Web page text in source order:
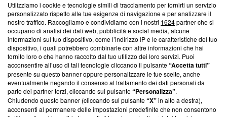
Questa sezione offre informazioni trasparenti su Blasting
News, sui nostri processi editoriali e su come ci impegniamo a
creare news di qualità. Inoltre, afferma la nostra aderenza a
‘Trust Project - News with Integrity’Blasting News non è
ancora membro del programma, ma ha richiesto di farne
parte; Trust Project non ha ancora effettuato una verifica di
conformità agli standard.
Su di noi
Team editoriale
Utilizziamo i cookie e tecnologie simili di tracciamento per fornirti un servizio
personalizzato rispetto alle tue esigenze di navigazione e per analizzare il
nostro traffico. Raccogliamo e condividiamo con i nostri 1624partner che si
occupano di analisi dei dati web, pubblicità e social media, alcune
informazioni sul tuo dispositivo, come l’indirizzo IP e le caratteristiche del tuo
dispositivo, i quali potrebbero combinarle con altre informazioni che hai
fornito loro o che hanno raccolto dal tuo utilizzo dei loro servizi. Puoi
acconsentire all’uso di tali tecnologie cliccando il pulsante“Accetta tutti”
presente su questo banner oppure personalizzare le tue scelte, anche
eventualmente negando il consenso al trattamento dei dati personali da
parte dei partner terzi, cliccando sul pulsante“Personalizza”.
Chiudendo questo banner (cliccando sul pulsante“X”in alto a destra),
acconsenti al permanere delle impostazioni predefinite che non consentono